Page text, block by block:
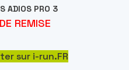
ADIOS PRO 3
REMISE
sur i-run.FR